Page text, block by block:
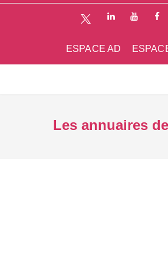
ESPACE AD
Les annuaires